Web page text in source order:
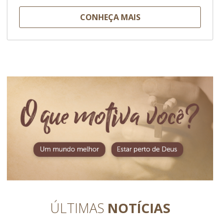
CONHEÇA MAIS
ÚLTIMAS NOTÍCIAS